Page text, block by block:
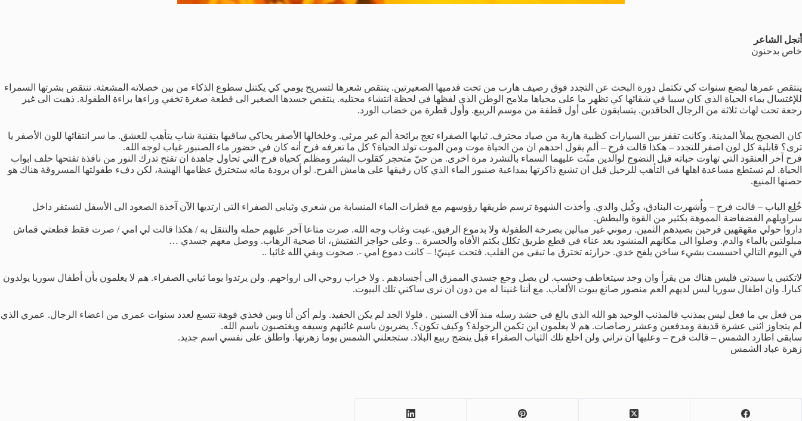
أنجل الشاعر
خاص بدحنون
ينتقص عمرها لبضع سنوات كي تكتمل دورة البحث عن التجدد فوق رصيف هارب من تحت قدميها الصغيرتين. ينتقص شعرها لتسريح يومي كي يكتنل سطوع الذكاء من بين خصلاته المشعثة. تنتقص بشرتها السمراء
للإغتسال بماء الحياة الذي كان سببا في شقائها كي تظهر ما على محياها ملامح الوطن الذي لفظها في لحظة انتشاء محتليه. ينتقص جسدها الصغير الى قطعة صغرة تخفي وراءها براءة الطفولة. ذهبت الى غير
رجعة تحت لهاث ثلاثة من الرجال الحاقدين. يتسابقون على أول قطفة من موسم الربيع. وأول قطرة من خضاب الورد.
كان الضجيج يملأ المدينة. وكانت تقفز بين السيارات كظبية هاربة من صياد محترف. ثيابها الصفراء تعج برائحة ألم غير مرئي. وخلخالها الأصفر يحاكي ساقيها بتقنية شاب يتأهب للعشق. ما سر انتقائها للون الأصفر يا
ترى؟ قابلية كل لون اصفر للتجدد – هكذا قالت فرح – ألم يقول احدهم ان من الحياة موت ومن الموت تولد الحياة؟ كل ما تعرفه فرح أنه كان في حضور ماء الصنبور غياب لوجه الله.
فرح آخر العنقود التي تهاوت حباته قبل النضوج لوالدين منّت عليهما السماء بالتشرد مرة اخرى. من حيّ متحجر كقلوب البشر ومظلم كحياة فرح التي تحاول جاهدة ان تفتح تدرك النور من نافذة تفتحها خلف ابواب
الحياة. لم تستطع مساعدة اهلها في التأهب للرحيل قبل ان تشبع ذاكرتها بمداعبة صنبور الماء الذي كان رفيقها على هامش الفرح. لو أن برودة مائه ستخترق عظامها الهشة، لكن دفء طفولتها المسروقة هناك هو
حصنها المنيع.
خُلِع الباب – قالت فرح – واُشهرت البنادق، وكُبل والدي. وأخذت الشهوة ترسم طريقها رؤوسهم مع قطرات الماء المنسابة من شعري وثيابي الصفراء التي ارتديها الآن آخذة الصعود الى الأسفل لتستقر داخل
سراويلهم الفضفاضة المموهة بكثير من القوة والبطش.
داروا حولي مقهقهين فرحين بصيدهم الثمين. رموني غير مبالين بصرخة الطفولة ولا بدموع الرفيق. غبت وغاب وجه الله. صرت متاعا آخر عليهم حمله والتنقل به / هكذا قالت لي امي / صرت فقط قطعتي قماش
مبلولتين بالماء والدم. وصلوا الى مكانهم المنشود بعد عناء في قطع طريق تكلل بكتم الأفاه والحسرة .. وعلى حواجز التفتيش، انا ضحية الرهاب. ووصل معهم جسدي …
في اليوم التالي احسست بشيء ساخن يلفح خدي. حرارته تخترق ما تبقى من القلب. فتحت عينيّ! – كانت دموع امي -. صحوت وبقي الله غائبا ..
لاتكتبي يا سيدتي فليس هناك من يقرأ وان وجد سيتعاطف وحسب. لن يصل وجع جسدي الممزق الى أجسادهم . ولا خراب روحي الى ارواحهم. ولن يرتدوا يوما ثيابي الصفراء. هم لا يعلمون بأن أطفال سوريا يولدون
كبارا. وان اطفال سوريا ليس لديهم العم منصور صانع بيوت الألعاب. مع أننا غنينا له من دون ان نرى ساكني تلك البيوت.
من فعل بي ما فعل ليس بمذنب فالمذنب الوحيد هو الله الذي بالغ في حشد رسله منذ آلاف السنين . فلولا الجد لم يكن الحفيد. ولم أكن أنا وبين فخذي فوهة تتسع لعدد سنوات عمري من اعضاء الرجال. عمري الذي
لم يتجاوز اثنى عشرة قذيفة ومدفعين وعشر رصاصات. هم لا يعلمون اين تكمن الرجولة؟ وكيف تكون؟. يضربون باسم غائبهم وسيفه ويغتصبون باسم الله.
سابقى اطارد الشمس – قالت فرح – وعليها ان تراني ولن اخلع تلك الثياب الصفراء قبل ينضج ربيع البلاد. ستجعلني الشمس يوما زهرتها. واطلق على نفسي اسم جديد.
زهرة عباد الشمس